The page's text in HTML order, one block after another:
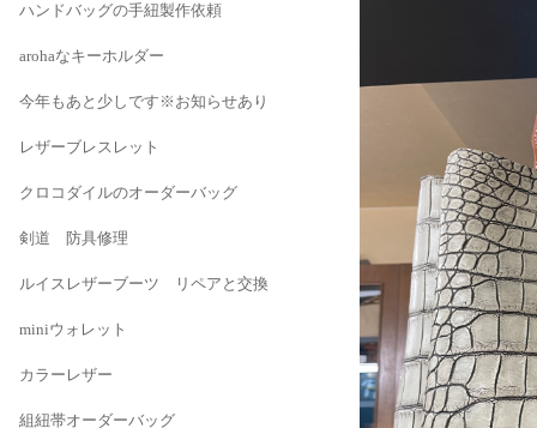
ハンドバッグの手紐製作依頼
arohaなキーホルダー
今年もあと少しです※お知らせあり
レザーブレスレット
クロコダイルのオーダーバッグ
剣道 防具修理
ルイスレザーブーツ リペアと交換
miniウォレット
カラーレザー
組紐帯オーダーバッグ